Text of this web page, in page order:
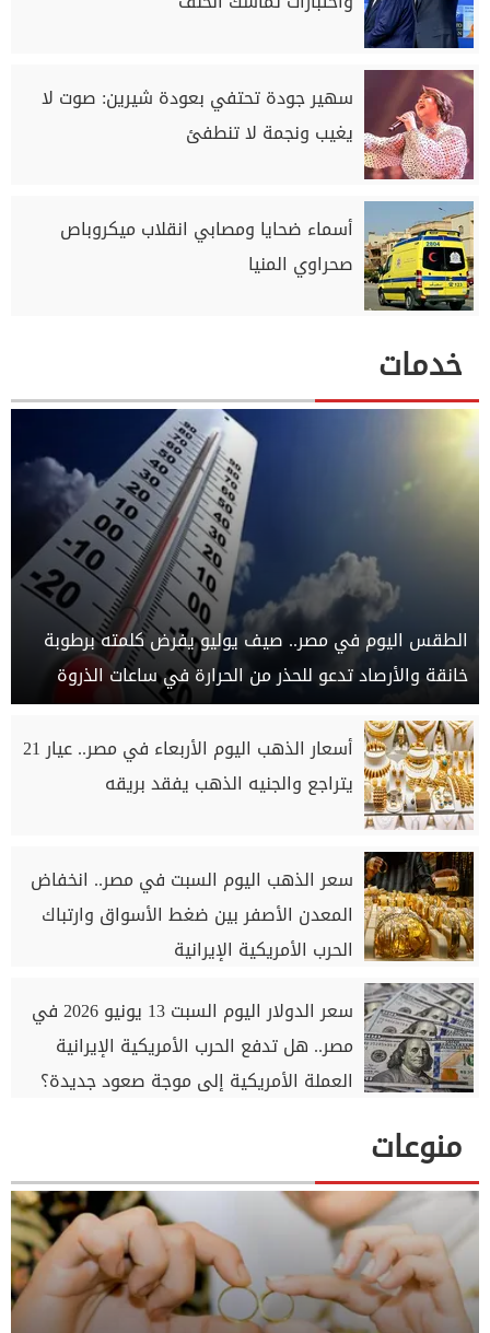
سهير جودة تحتفي بعودة شيرين: صوت لا
يغيب ونجمة لا تنطفئ
أسماء ضحايا ومصابي انقلاب ميكروباص
صحراوي المنيا
خدمات
الطقس اليوم في مصر.. صيف يوليو يفرض كلمته برطوبة
خانقة والأرصاد تدعو للحذر من الحرارة في ساعات الذروة
أسعار الذهب اليوم الأربعاء في مصر.. عيار 21
يتراجع والجنيه الذهب يفقد بريقه
سعر الذهب اليوم السبت في مصر.. انخفاض
المعدن الأصفر بين ضغط الأسواق وارتباك
الحرب الأمريكية الإيرانية
سعر الدولار اليوم السبت 13 يونيو 2026 في
مصر.. هل تدفع الحرب الأمريكية الإيرانية
العملة الأمريكية إلى موجة صعود جديدة؟
منوعات